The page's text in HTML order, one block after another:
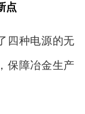
点
四种电源的无
保障冶金生产